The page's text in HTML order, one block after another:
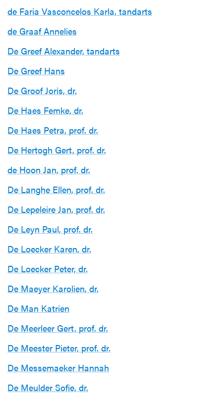
de Faria Vasconcelos Karla, tandarts
de Graaf Annelies
De Greef Alexander, tandarts
De Greef Hans
De Groof Joris, dr.
De Haes Femke, dr.
De Haes Petra, prof. dr.
De Hertogh Gert, prof. dr.
de Hoon Jan, prof. dr.
De Langhe Ellen, prof. dr.
De Lepeleire Jan, prof. dr.
De Leyn Paul, prof. dr.
De Loecker Karen, dr.
De Loecker Peter, dr.
De Maeyer Karolien, dr.
De Man Katrien
De Meerleer Gert, prof. dr.
De Meester Pieter, prof. dr.
De Messemaeker Hannah
De Meulder Sofie, dr.